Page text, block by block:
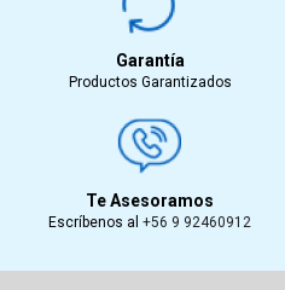
Garantía
Productos Garantizados
Te Asesoramos
Escríbenos al +56 9 92460912